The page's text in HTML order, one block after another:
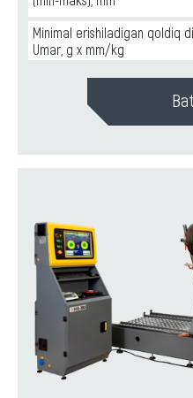
Minimal erishiladigan qoldiq
Umar, g x mm/kg